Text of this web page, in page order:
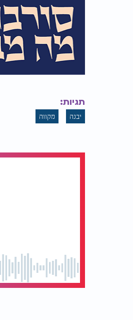
תגיות:
יבנה מקווה